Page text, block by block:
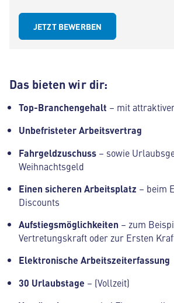
JETZT BEWERBEN
Das bieten wir dir:
Top-Branchengehalt – mit
Unbefristeter Arbeitsvertrag
Fahrgeldzuschuss – sowie
Weihnachtsgeld
Einen sicheren Arbeitsplatz – beim
Discounts
Aufstiegsmöglichkeiten – zum
Vertretungskraft oder zur Ersten
Elektronische Arbeitszeiterfassung
30 Urlaubstage – (Vollzeit)